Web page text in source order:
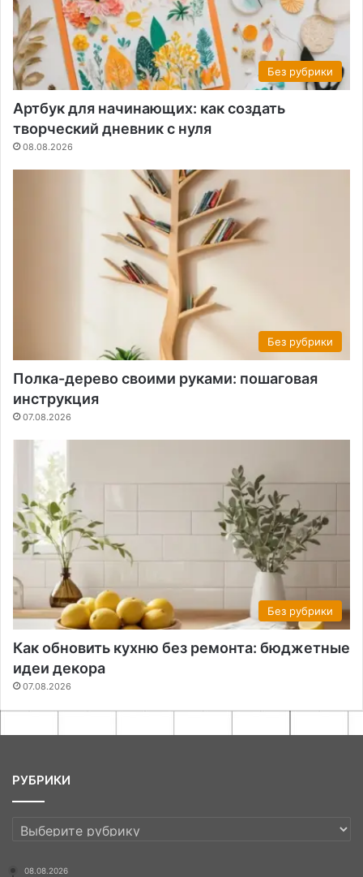
Без рубрики
Артбук для начинающих: как создать
творческий дневник с нуля
08.08.2026
Без рубрики
Полка-дерево своими руками: пошаговая
инструкция
07.08.2026
Без рубрики
Как обновить кухню без ремонта: бюджетные
идеи декора
07.08.2026
РУБРИКИ
РУБРИКИ
08.08.2026